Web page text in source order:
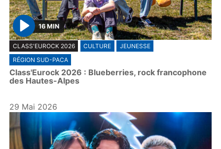
P
l
a
y
16 MIN
CLASS'EUROCK 2026 CULTURE
JEUNESSE
RÉGION SUD-PACA
Class'Eurock 2026 : Blueberries, rock francophone
des Hautes-Alpes
29 Mai 2026